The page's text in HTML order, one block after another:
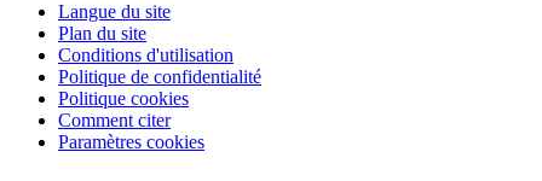
Langue du site
Plan du site
Conditions d'utilisation
Politique de confidentialité
Politique cookies
Comment citer
Paramètres cookies